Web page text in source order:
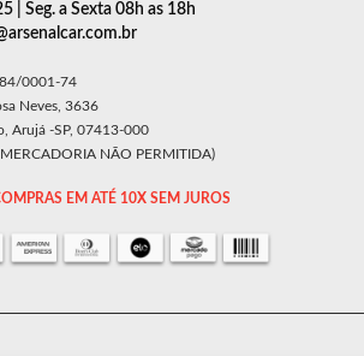
| Seg. a Sexta 08h as 18h
0001-74
Neves, 3636
Arujá -SP, 07413-000
NÃO PERMITIDA)
EM ATÉ 10X SEM JUROS